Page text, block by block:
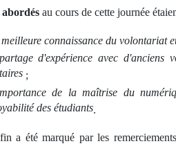
abordés au cours de cette journée
connaissance du volontariat
d'expérience avec d'anciens
;
de la maîtrise du
des étudiants.
a été marqué par les